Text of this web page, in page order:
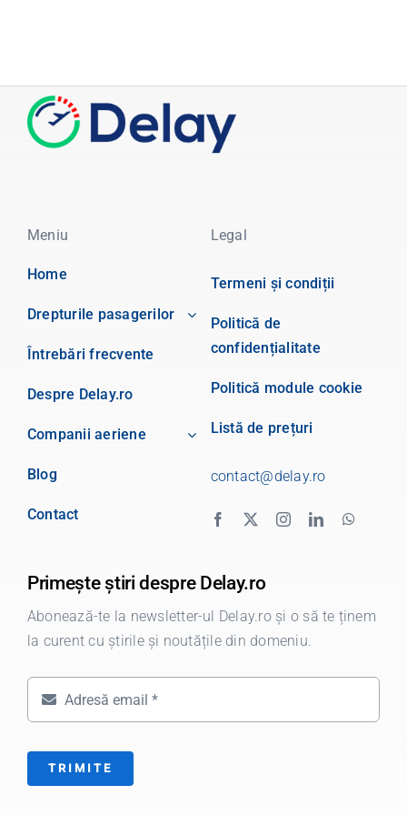
Meniu
Home
Drepturile pasagerilor
Întrebări frecvente
Despre Delay.ro
Companii aeriene
Blog
Contact
Legal
Termeni și condiții
Politică de
confidențialitate
Politică module cookie
Listă de prețuri
contact@delay.ro
Primește știri despre Delay.ro
Abonează-te la newsletter-ul Delay.ro și o să te ținem
la curent cu știrile și noutățile din domeniu.
TRIMITE